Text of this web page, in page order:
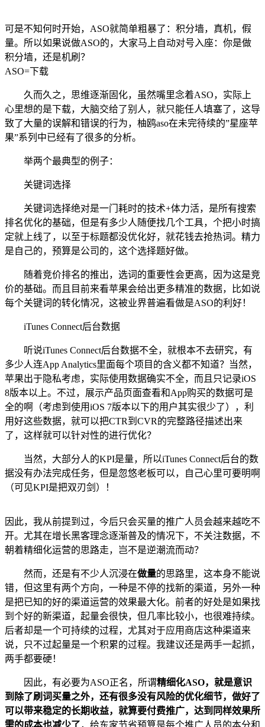
可是不知何时开始，ASO就简单粗暴了：积分墙，真机，假
量。所以如果说做ASO的，大家马上自动对号入座：你是做
积分墙，还是机刷？
ASO=下载
久而久之，思维逐渐固化，虽然嘴里念着ASO，实际上
心里想的是下载，大脑交给了别人，就只能任人填塞了，这导
致了大量的误解和错误的行为，柚鸥aso在未完待续的”星座苹
果”系列中已经有了很多的分析。
举两个最典型的例子：
关键词选择
关键词选择绝对是一门耗时的技术+体力活，是所有搜索
排名优化的基础，但是有多少人随便找几个工具，个把小时搞
定就上线了，以至于标题都没优化好，就花钱去抢热词。精力
是自己的，预算是公司的，这个选择题好做。
随着竞价排名的推出，选词的重要性会更高，因为这是竞
价的基础。而且目前来看苹果会给出更多精准的数据，比如说
每个关键词的转化情况，这被业界普遍看做是ASO的利好！
iTunes Connect后台数据
听说iTunes Connect后台数据不全，就根本不去研究，有
多少人连App Analytics里面每个项目的含义都不知道？当然，
苹果出于隐私考虑，实际使用数据确实不全，而且只记录iOS
8版本以上。不过，展示产品页面查看和App购买的数据可是
全的啊（考虑到使用iOS 7版本以下的用户其实很少了），利
用好这些数据，就可以把CTR到CVR的完整路径描述出来
了，这样就可以针对性的进行优化？
当然，大部分人的KPI是量，所以iTunes Connect后台的数
据没有办法完成任务，但是忽悠老板可以，自己心里可要明啊
（可见KPI是把双刃剑）！
因此，我从前提到过，今后只会买量的推广人员会越来越吃不
开。尤其在增长黑客理念逐渐普及的情况下，不关注数据，不
朝着精细化运营的思路走，岂不是逆潮流而动？
然而，还是有不少人沉浸在做量的思路里，这本身不能说
错，但这里有两个方向，一种是不停的找新的渠道，另外一种
是把已知的好的渠道运营的效果最大化。前者的好处是如果找
到个好的新渠道，起量会很快，但几率比较小，也很难持续。
后者却是一个可持续的过程，尤其对于应用商店这种渠道来
说，只不过起量是一个积累的过程。我建议还是两手一起抓，
两手都要硬！
因此，有必要为ASO正名，所谓精细化ASO，就是意识
到除了刷词买量之外，还有很多没有风险的优化细节，做好了
可以带来稳定的长期收益，就算要付费推广，达到同样效果所
需的成本也减少了，给东家节省预算是每个推广人员的本分和